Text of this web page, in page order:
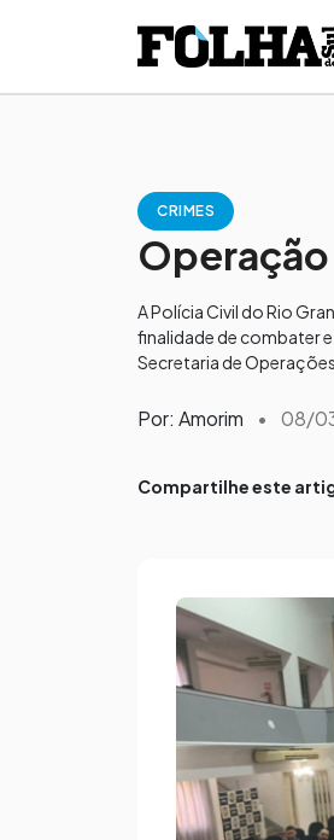
CRIMES
A Polícia Civil do Rio
finalidade de combater
Secretaria de
Por: Amorim • 08/
Compartilhe este